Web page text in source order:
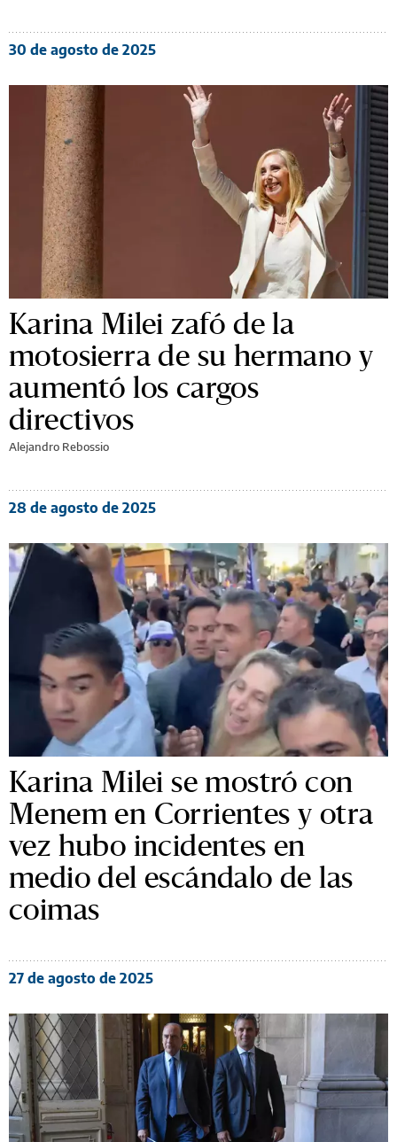
30 de agosto de 2025
Karina Milei zafó de la
motosierra de su hermano y
aumentó los cargos
directivos
Alejandro Rebossio
28 de agosto de 2025
Karina Milei se mostró con
Menem en Corrientes y otra
vez hubo incidentes en
medio del escándalo de las
coimas
27 de agosto de 2025